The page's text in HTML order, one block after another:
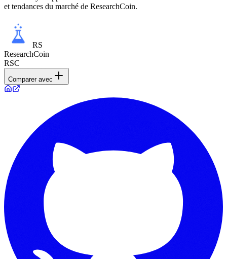
et tendances du marché de ResearchCoin.
RS
ResearchCoin
RSC
Comparer avec